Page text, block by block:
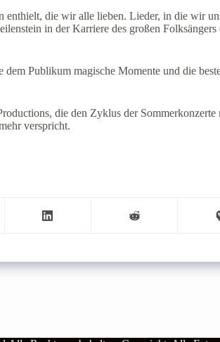
die wir alle lieben. Lieder, in die wir
in der Karriere des großen Folksängers
dem Publikum magische Momente und die
die den Zyklus der
verspricht.